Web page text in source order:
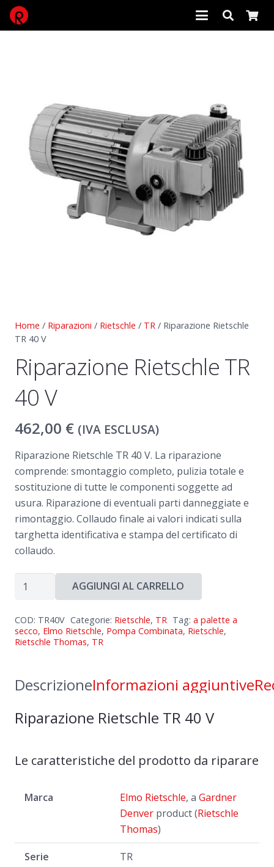
Home / Riparazioni / Rietschle / TR / Riparazione Rietschle
TR 40 V
Riparazione Rietschle TR
40 V
462,00 € (IVA ESCLUSA)
Riparazione Rietschle TR 40 V. La riparazione
comprende: smontaggio completo, pulizia totale e
sostituzione di tutte le componenti soggette ad
usura. Riparazione di eventuali parti danneggiate e
rimontaggio. Collaudo finale ai valori indicati sulla
targhetta identificativa e stampa del certificato di
collaudo.
Riparazione
40
V
AGGIUNGI AL CARRELLO
COD: TR40V Categorie: Rietschle, TR Tag: a palette a
secco, Elmo Rietschle, Pompa Combinata, Rietschle,
Rietschle Thomas, TR
DescrizioneInformazioni aggiuntive
Riparazione Rietschle TR 40 V
Le caratteristiche del prodotto da riparare
Marca Elmo Rietschle, a Gardner
Denver product (Rietschle
Thomas)
Serie TR